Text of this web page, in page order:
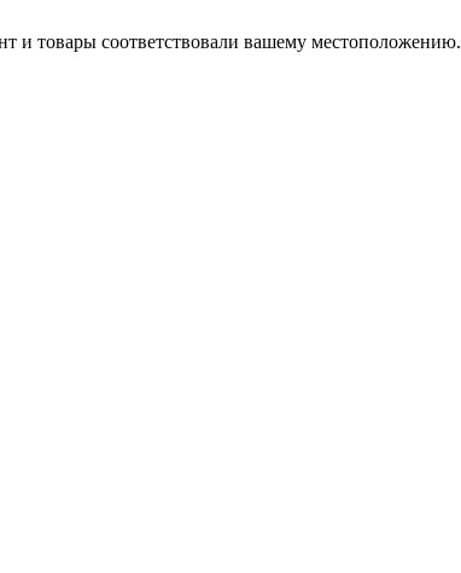
и товары соответствовали вашему местоположению.